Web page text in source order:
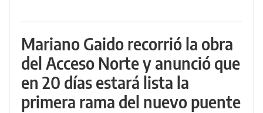
Mariano Gaido recorrió la obra
del Acceso Norte y anunció que
en 20 días estará lista la
primera rama del nuevo puente